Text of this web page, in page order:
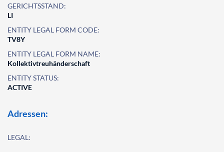
GERICHTSSTAND:
LI
ENTITY LEGAL FORM CODE:
TV8Y
ENTITY LEGAL FORM NAME:
Kollektivtreuhänderschaft
ENTITY STATUS:
ACTIVE
Adressen:
LEGAL: